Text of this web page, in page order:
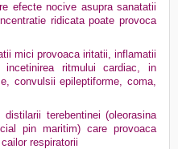
efecte nocive asupra sanatatii
ridicata poate provoca
mici provoaca iritatii, inflamatii
ritmului cardiac, in
convulsii epileptiforme, coma,
terebentinei (oleorasina
pin maritim) care provoaca
respiratorii